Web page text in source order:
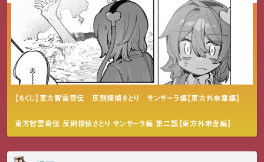
【もくじ】東方智霊奇伝 反則探偵さとり サンサーラ編【東方外來韋編】
東方智霊奇伝 反則探偵さとり サンサーラ編 第二話【東方外來韋編】